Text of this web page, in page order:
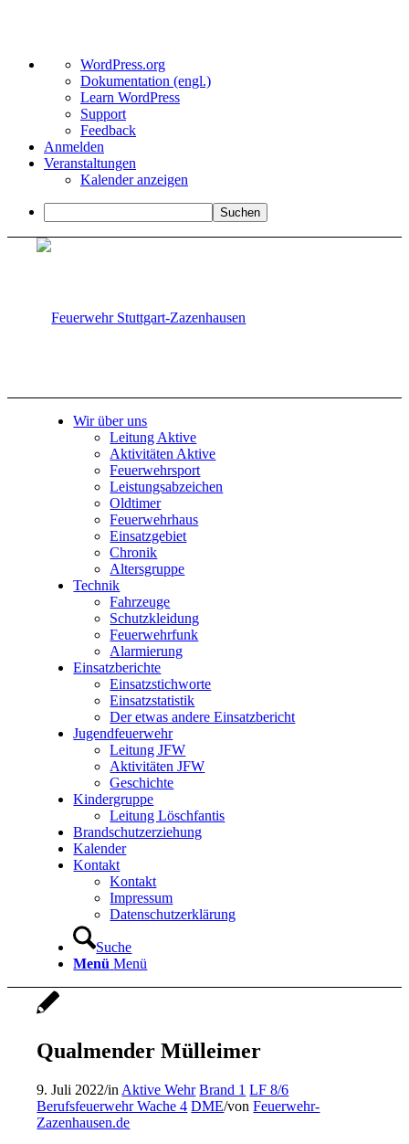
Über
WordPress
WordPress.org
Dokumentation (engl.)
Learn WordPress
Support
Feedback
Anmelden
Veranstaltungen
Kalender anzeigen
Suchen
Wir über uns
Leitung Aktive
Aktivitäten Aktive
Feuerwehrsport
Leistungsabzeichen
Oldtimer
Feuerwehrhaus
Einsatzgebiet
Chronik
Altersgruppe
Technik
Fahrzeuge
Schutzkleidung
Feuerwehrfunk
Alarmierung
Einsatzberichte
Einsatzstichworte
Einsatzstatistik
Der etwas andere Einsatzbericht
Jugendfeuerwehr
Leitung JFW
Aktivitäten JFW
Geschichte
Kindergruppe
Leitung Löschfantis
Brandschutzerziehung
Kalender
Kontakt
Kontakt
Impressum
Datenschutzerklärung
Suche
Menü Menü
Qualmender Mülleimer
9. Juli 2022/in Aktive Wehr Brand 1 LF 8/6
Berufsfeuerwehr Wache 4 DME/vonFeuerwehr-
Zazenhausen.de